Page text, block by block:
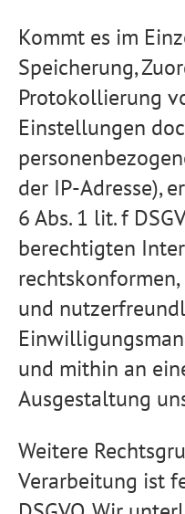
Kommt es im
Speicherung,
Protokollierung
Einstellungen
der IP-Adresse),
6 Abs. 1 lit. f
berechtigten
und
und mithin an
Ausgestaltung
Weitere
Verarbeitung ist